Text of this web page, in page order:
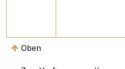
Oben